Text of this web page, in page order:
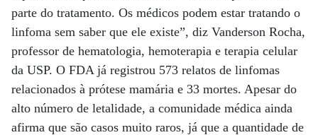
parte do tratamento. Os médicos podem estar tratando o
linfoma sem saber que ele existe”, diz Vanderson Rocha,
professor de hematologia, hemoterapia e terapia celular
da USP. O FDA já registrou 573 relatos de linfomas
relacionados à prótese mamária e 33 mortes. Apesar do
alto número de letalidade, a comunidade médica ainda
afirma que são casos muito raros, já que a quantidade de